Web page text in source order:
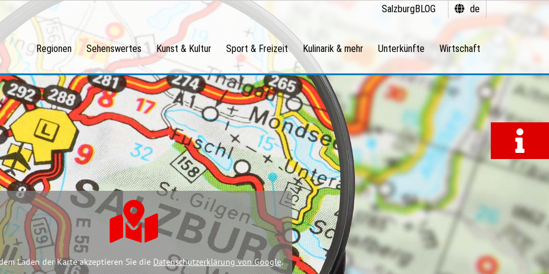
de
SalzburgBLOG
Regionen Sehenswertes Kunst & Kultur Sport & Freizeit Kulinarik & mehr Unterkünfte Wirtschaft
Laden der Karte akzeptieren Sie die Datenschutzerklärung von Google.